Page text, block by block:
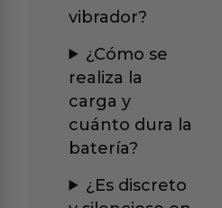
vibrador?
¿Cómo se
realiza la
carga y
cuánto dura la
batería?
¿Es discreto